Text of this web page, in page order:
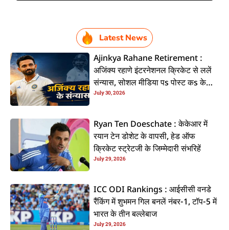
Latest News
Ajinkya Rahane Retirement :
अजिंक्य रहाणे इंटरनेशनल क्रिकेट से ललें
संन्यास, सोशल मीडिया पs पोस्ट कs के
कइलें एलान
July 30, 2026
Ryan Ten Doeschate : केकेआर में
रयान टेन डोशेट के वापसी, हेड ऑफ
क्रिकेट स्ट्रेटजी के जिम्मेदारी संभरिहें
July 29, 2026
ICC ODI Rankings : आईसीसी वनडे
रैंकिंग में शुभमन गिल बनलें नंबर-1, टॉप-5 में
भारत के तीन बल्लेबाज
July 29, 2026